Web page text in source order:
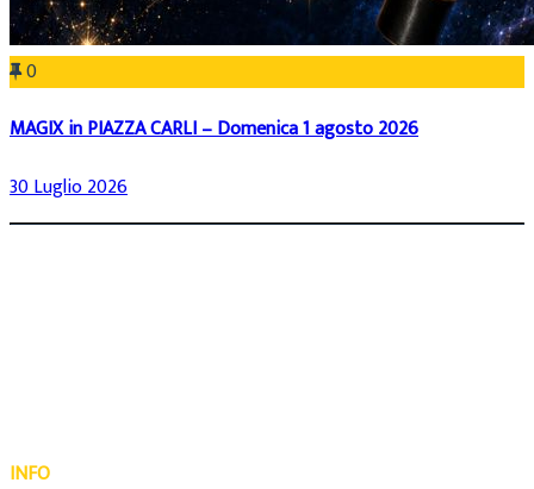
0
MAGIX in PIAZZA CARLI – Domenica 1 agosto 2026
30 Luglio 2026
INFO